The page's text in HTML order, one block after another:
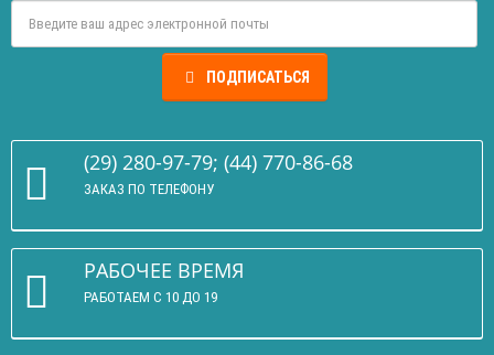
ПОДПИСАТЬСЯ
(29) 280-97-79; (44) 770-86-68
ЗАКАЗ ПО ТЕЛЕФОНУ
РАБОЧЕЕ ВРЕМЯ
РАБОТАЕМ С 10 ДО 19